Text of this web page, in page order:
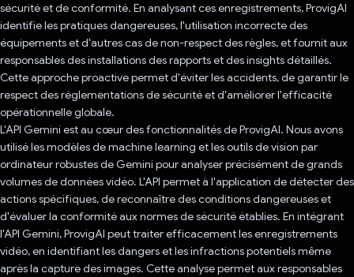
sécurité et de conformité. En analysant ces enregistrements, ProvigAI
identifie les pratiques dangereuses, l'utilisation incorrecte des
équipements et d'autres cas de non-respect des règles, et fournit aux
responsables des installations des rapports et des insights détaillés.
Cette approche proactive permet d'éviter les accidents, de garantir le
respect des réglementations de sécurité et d'améliorer l'efficacité
opérationnelle globale.
L'API Gemini est au cœur des fonctionnalités de ProvigAI. Nous avons
utilisé les modèles de machine learning et les outils de vision par
ordinateur robustes de Gemini pour analyser précisément de grands
volumes de données vidéo. L'API permet à l'application de détecter des
actions spécifiques, de reconnaître des conditions dangereuses et
d'évaluer la conformité aux normes de sécurité établies. En intégrant
l'API Gemini, ProvigAI peut traiter efficacement les enregistrements
vidéo, en identifiant les dangers et les infractions potentiels même
après la capture des images. Cette analyse permet aux responsables